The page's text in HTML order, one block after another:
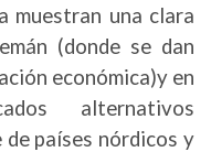
muestran una clara
(donde se dan
económica)y en
alternativos
países nórdicos y